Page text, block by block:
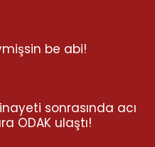
be abi!
sonrasında acı
ODAK ulaştı!